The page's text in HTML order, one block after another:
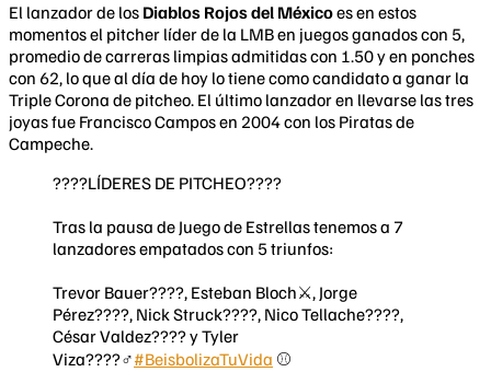
El lanzador de los Diablos Rojos del Méxicoes en estos
momentos el pitcher líder de la LMB en juegos ganados con 5,
promedio de carreras limpias admitidas con 1.50 y en ponches
con 62, lo que al día de hoy lo tiene como candidato a ganar la
Triple Corona de pitcheo. El último lanzador en llevarse las tres
joyas fue Francisco Campos en 2004 con los Piratas de
Campeche.
????LÍDERES DE PITCHEO????
Tras la pausa de Juego de Estrellas tenemos a 7
lanzadores empatados con 5 triunfos:
Trevor Bauer????, Esteban Bloch⚔, Jorge
Pérez????, Nick Struck????, Nico Tellache????,
César Valdez???? y Tyler
Viza????‍♂️#BeisbolizaTuVida ⚾